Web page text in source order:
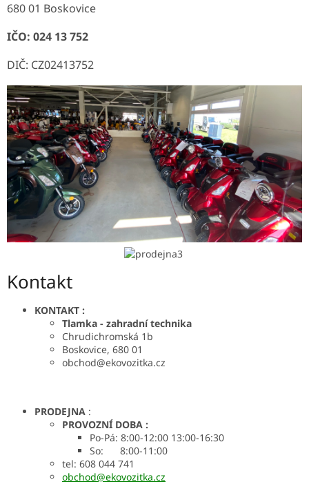
680 01 Boskovice
IČO: 024 13 752
DIČ: CZ02413752
Kontakt
KONTAKT :
Tlamka - zahradní technika
Chrudichromská 1b
Boskovice, 680 01
obchod@ekovozitka.cz
PRODEJNA :
PROVOZNÍ DOBA :
Po-Pá: 8:00-12:00 13:00-16:30
So: 8:00-11:00
tel: 608 044 741
obchod@ekovozitka.cz